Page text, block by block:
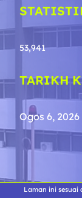
53,941
TARIKH
Ogos 6, 2026
Laman ini sesuai